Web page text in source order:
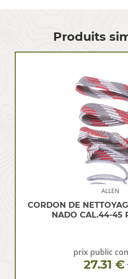
Produits
ALLEN
CORDON DE
NADO CAL.44-45
prix public
27.31 €